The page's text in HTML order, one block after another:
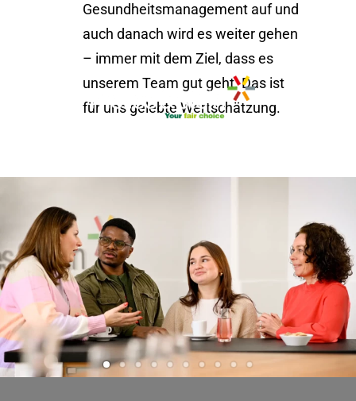
Gesundheitsmanagement auf und
auch danach wird es weiter gehen
– immer mit dem Ziel, dass es
unserem Team gut geht. Das ist
für uns gelebte Wertschätzung.